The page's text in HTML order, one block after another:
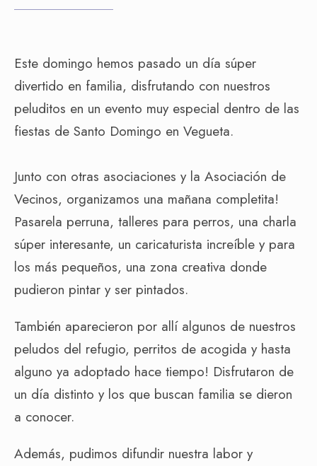
Este domingo hemos pasado un día súper
divertido en familia, disfrutando con nuestros
peluditos en un evento muy especial dentro de las
fiestas de Santo Domingo en Vegueta.
Junto con otras asociaciones y la Asociación de
Vecinos, organizamos una mañana completita!
Pasarela perruna, talleres para perros, una charla
súper interesante, un caricaturista increíble y para
los más pequeños, una zona creativa donde
pudieron pintar y ser pintados.
También aparecieron por allí algunos de nuestros
peludos del refugio, perritos de acogida y hasta
alguno ya adoptado hace tiempo! Disfrutaron de
un día distinto y los que buscan familia se dieron
a conocer.
Además, pudimos difundir nuestra labor y